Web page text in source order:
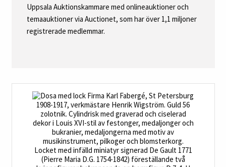
Uppsala Auktionskammare med onlineauktioner och
temaauktioner via Auctionet, som har över 1,1 miljoner
registrerade medlemmar.